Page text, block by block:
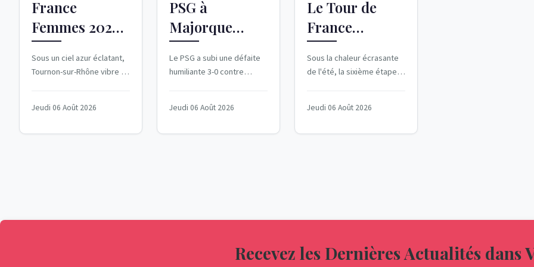
France
Femmes 2026 :
Kim Le Court
triomphe sur
Tournon-sur-
Sous un ciel azur éclatant,
Tournon-sur-Rhône vibre ce
Femmes a...
Jeudi 06 Août 2026
PSG à
Majorque
marque un
début de
compliqué
Le PSG a subi une défaite
humiliante 3-0 contre
Jeudi 06 Août 2026
Le Tour de
France
Femmes 2026
en Direct
Sous la chaleur écrasante
de l'été, la sixième étape
contours...
Jeudi 06 Août 2026
Recevez les Dernières Actualités dans